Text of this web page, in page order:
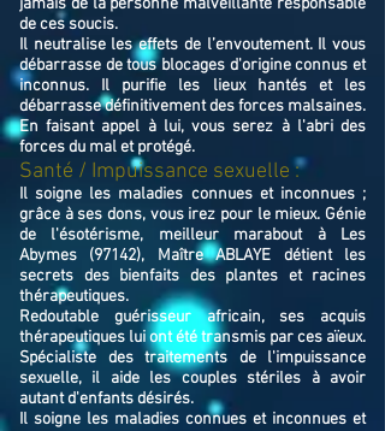
jamais de la personne malveillante responsable
de ces soucis.
Il neutralise les effets de l’envoutement. Il vous
débarrasse de tous blocages d'origine connus et
inconnus. Il purifie les lieux hantés et les
débarrasse définitivement des forces malsaines.
En faisant appel à lui, vous serez à l'abri des
forces du mal et protégé.
Santé / Impuissance sexuelle :
Il soigne les maladies connues et inconnues ;
grâce à ses dons, vous irez pour le mieux. Génie
de l'ésotérisme, meilleur marabout à Les
Abymes (97142), Maître ABLAYE détient les
secrets des bienfaits des plantes et racines
thérapeutiques.
Redoutable guérisseur africain, ses acquis
thérapeutiques lui ont été transmis par ces aïeux.
Spécialiste des traitements de l'impuissance
sexuelle, il aide les couples stériles à avoir
autant d'enfants désirés.
Il soigne les maladies connues et inconnues et